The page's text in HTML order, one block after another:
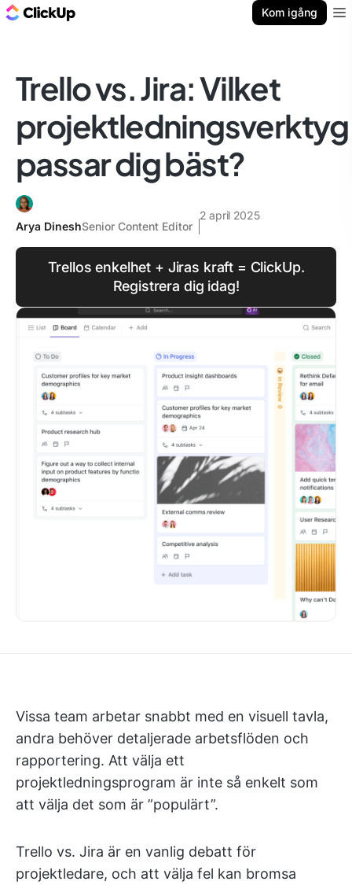
Kom igång
Trello vs. Jira: Vilket
projektledningsverktyg
passar dig bäst?
Arya DineshSenior Content Editor
2 april 2025
Trellos enkelhet + Jiras kraft = ClickUp.
Registrera dig idag!
Vissa team arbetar snabbt med en visuell tavla,
andra behöver detaljerade arbetsflöden och
rapportering. Att välja ett
projektledningsprogram är inte så enkelt som
att välja det som är ”populärt”.
Trello vs. Jira är en vanlig debatt för
projektledare, och att välja fel kan bromsa